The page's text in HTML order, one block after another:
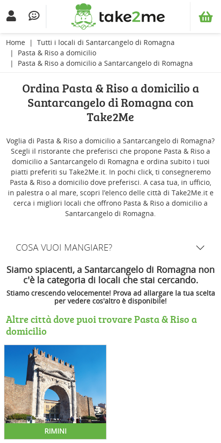
Home
Tutti i locali di Santarcangelo di Romagna
Pasta & Riso a domicilio
Pasta & Riso a domicilio a Santarcangelo di Romagna
Ordina Pasta & Riso a domicilio a
Santarcangelo di Romagna con
Take2Me
Voglia di Pasta & Riso a domicilio a Santarcangelo di Romagna?
Scegli il ristorante che preferisci che propone Pasta & Riso a
domicilio a Santarcangelo di Romagna e ordina subito i tuoi
piatti preferiti su Take2Me.it. In pochi click, ti consegneremo
Pasta & Riso a domicilio dove preferisci. A casa tua, in ufficio,
in palestra o al mare, scopri l’elenco delle città di Take2Me.it e
cerca i migliori locali che offrono Pasta & Riso a domicilio a
Santarcangelo di Romagna.
COSA VUOI MANGIARE?
Siamo spiacenti, a Santarcangelo di Romagna non
c'è la categoria di locali che stai cercando.
Stiamo crescendo velocemente! Prova ad allargare la tua scelta
per vedere cos'altro è disponibile!
Altre città dove puoi trovare Pasta & Riso a
domicilio
RIMINI